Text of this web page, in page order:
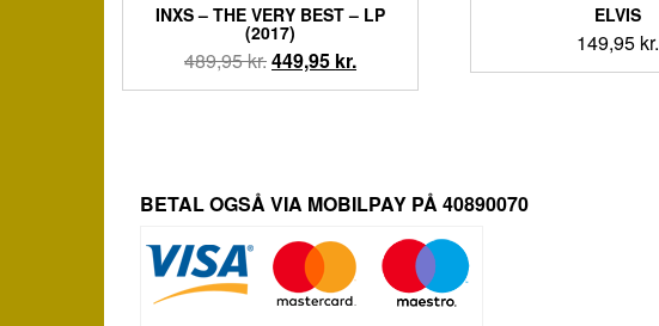
INXS – THE VERY BEST – LP
(2017)
489,95kr.Den
oprindelige
449,95 kr.Den
aktuelle
ELVIS
149,95 kr.
BETAL OGSÅ VIA MOBILPAY PÅ 40890070